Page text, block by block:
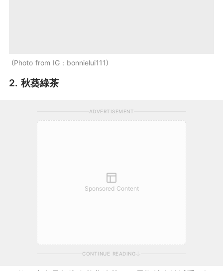
Photo from IG：bonnielui111
2. 秋葵綠茶
ADVERTISEMENT
Sponsored Content
CONTINUE READING